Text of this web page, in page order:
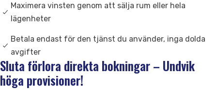
Maximera vinsten genom att sälja rum eller hela
lägenheter
Betala endast för den tjänst du använder, inga dolda
avgifter
Sluta förlora direkta bokningar – Undvik
höga provisioner!